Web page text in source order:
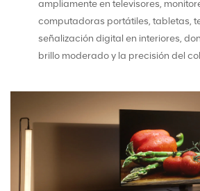
ampliamente en televisores,
computadoras portátiles, tabletas,
señalización digital en interiores,
brillo moderado y la precisión del